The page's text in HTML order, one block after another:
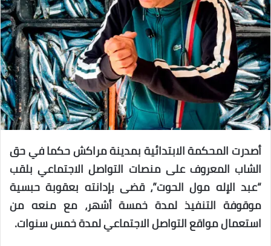
أصدرت المحكمة الابتدائية بمدينة مراكش حكما في حق
الشاب المعروف على منصات التواصل الاجتماعي بلقب
“عبد الإله مول الحوت”، قضى بإدانته بعقوبة حبسية
موقوفة التنفيذ لمدة خمسة أشهر، مع منعه من
استعمال مواقع التواصل الاجتماعي لمدة خمس سنوات.